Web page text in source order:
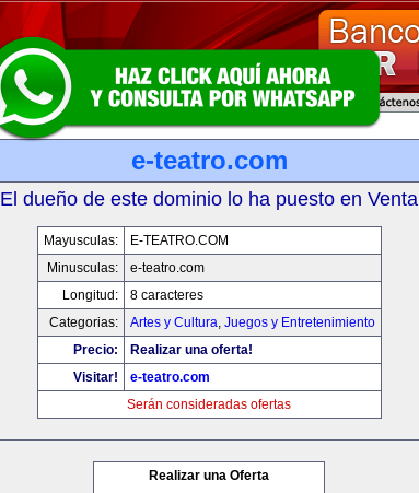
e-teatro.com
El dueño de este dominio lo ha puesto en Venta
Mayusculas:
E-TEATRO.COM
Minusculas:
e-teatro.com
Longitud:
8 caracteres
Categorias:
Artes y Cultura, Juegos y Entretenimiento
Precio:
Realizar una oferta!
Visitar!
e-teatro.com
Serán consideradas ofertas
Realizar una Oferta